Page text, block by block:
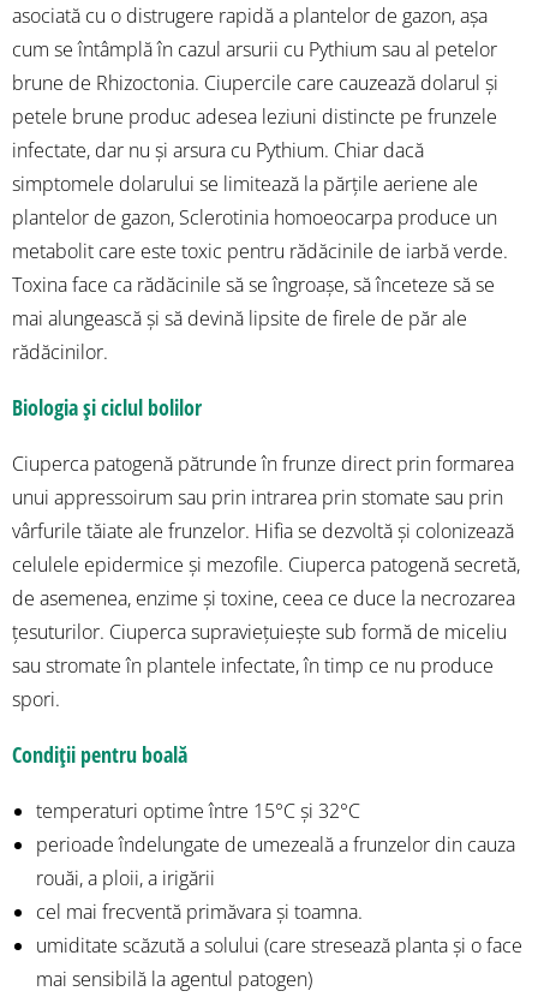
asociată cu o distrugere rapidă a plantelor de gazon, așa
cum se întâmplă în cazul arsurii cu Pythium sau al petelor
brune de Rhizoctonia. Ciupercile care cauzează dolarul și
petele brune produc adesea leziuni distincte pe frunzele
infectate, dar nu și arsura cu Pythium. Chiar dacă
simptomele dolarului se limitează la părțile aeriene ale
plantelor de gazon, Sclerotinia homoeocarpa produce un
metabolit care este toxic pentru rădăcinile de iarbă verde.
Toxina face ca rădăcinile să se îngroașe, să înceteze să se
mai alungească și să devină lipsite de firele de păr ale
rădăcinilor.
Biologia și ciclul bolilor
Ciuperca patogenă pătrunde în frunze direct prin formarea
unui appressoirum sau prin intrarea prin stomate sau prin
vârfurile tăiate ale frunzelor. Hifia se dezvoltă și colonizează
celulele epidermice și mezofile. Ciuperca patogenă secretă,
de asemenea, enzime și toxine, ceea ce duce la necrozarea
țesuturilor. Ciuperca supraviețuiește sub formă de miceliu
sau stromate în plantele infectate, în timp ce nu produce
spori.
Condiții pentru boală
temperaturi optime între 15°C și 32°C
perioade îndelungate de umezeală a frunzelor din cauza
rouăi, a ploii, a irigării
cel mai frecventă primăvara și toamna.
umiditate scăzută a solului (care stresează planta și o face
mai sensibilă la agentul patogen)